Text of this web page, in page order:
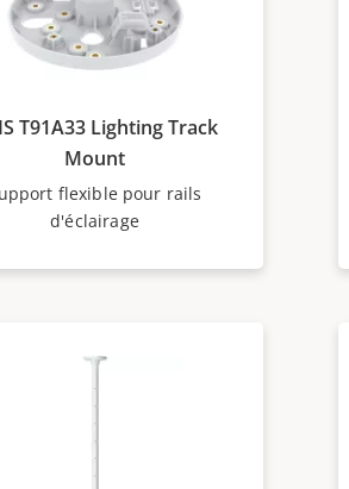
T91A33 Lighting Track
Mount
flexible pour rails
d'éclairage